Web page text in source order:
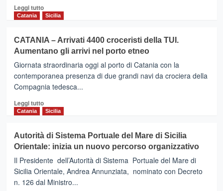
486.318
crocieristi
Leggi tuttoLeggi
di
MESSINA
–
Realizzare
rete
di
servizi
di
turisti
Catania Sicilia
CATANIA – Arrivati 4400 croceristi della TUI.
Aumentano gli arrivi nel porto etneo
Giornata straordinaria oggi al porto di Catania con la
contemporanea presenza di due grandi navi da crociera della
Compagnia tedesca...
Leggi tuttoLeggi
di
CATANIA
–
Arrivati
4400
croceristi
della
Catania Sicilia
Autorità di Sistema Portuale del Mare di Sicilia
Orientale: inizia un nuovo percorso organizzativo
Il Presidente dell’Autorità di Sistema Portuale del Mare di
Sicilia Orientale, Andrea Annunziata, nominato con Decreto
n. 126 dal Ministro...